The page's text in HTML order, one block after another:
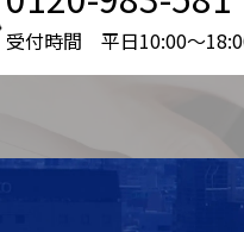
受付時間 平日10:00〜